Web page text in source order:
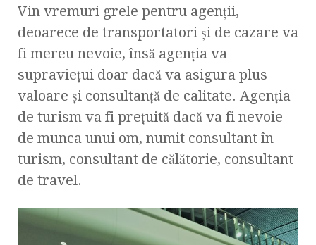
Vin vremuri grele pentru agenţii,
deoarece de transportatori şi de cazare va
fi mereu nevoie, însă agenţia va
supravieţui doar dacă va asigura plus
valoare şi consultanţă de calitate. Agenţia
de turism va fi preţuită dacă va fi nevoie
de munca unui om, numit consultant în
turism, consultant de călătorie, consultant
de travel.